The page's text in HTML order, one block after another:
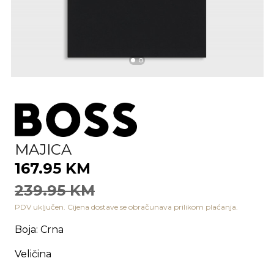
MAJICA
167.95 KM
239.95 KM
PDV uključen. Cijena dostave se obračunava prilikom plaćanja.
Boja: Crna
Veličina